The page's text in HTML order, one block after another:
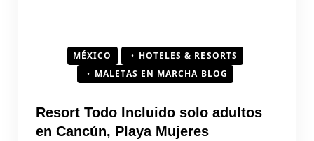
MÉXICO
HOTELES & RESORTS
MALETAS EN MARCHA BLOG
Resort Todo Incluido solo adultos
en Cancún, Playa Mujeres